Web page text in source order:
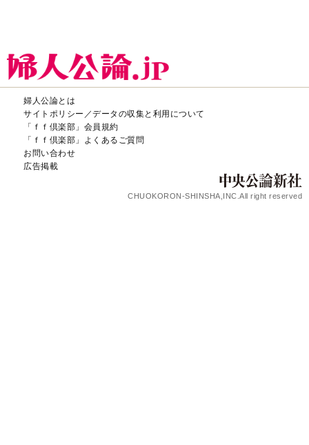
婦人公論とは
サイトポリシー／データの収集と利用について
「ｆｆ倶楽部」会員規約
「ｆｆ倶楽部」よくあるご質問
お問い合わせ
広告掲載
CHUOKORON-SHINSHA,INC.All right reserved